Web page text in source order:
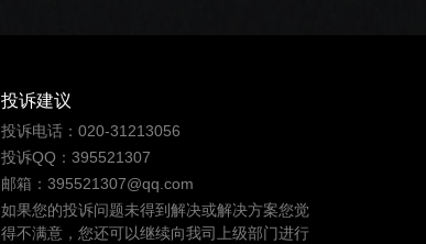
投诉建议
投诉电话：020-31213056
投诉QQ：395521307
邮箱：395521307@qq.com
如果您的投诉问题未得到解决或解决方案您觉
得不满意，您还可以继续向我司上级部门进行